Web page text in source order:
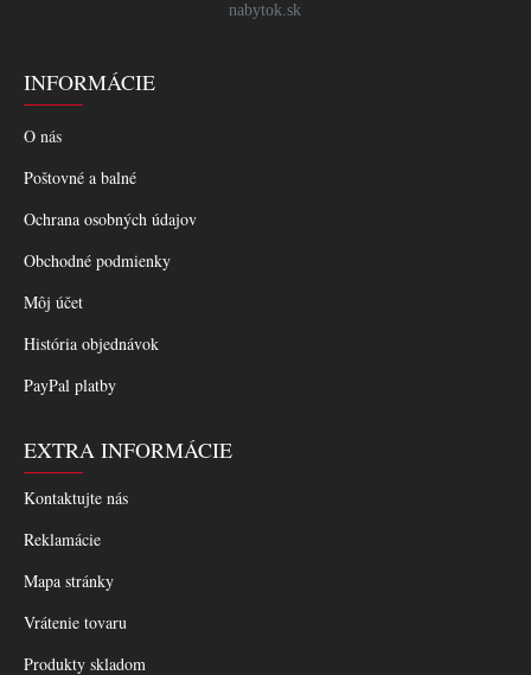
nabytok.sk
INFORMÁCIE
O nás
Poštovné a balné
Ochrana osobných údajov
Obchodné podmienky
Môj účet
História objednávok
PayPal platby
EXTRA INFORMÁCIE
Kontaktujte nás
Reklamácie
Mapa stránky
Vrátenie tovaru
Produkty skladom